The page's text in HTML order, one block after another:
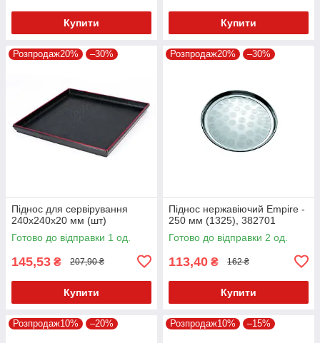
Купити Купити
Розпродаж20% –30%
Піднос для сервірування
240х240х20 мм (шт)
Готово до відправки 1 од.
145,53 ₴ 207,90 ₴
Купити
Розпродаж20% –30%
Піднос нержавіючий Empire -
250 мм (1325), 382701
Готово до відправки 2 од.
113,40 ₴ 162 ₴
Купити
Розпродаж10% –20% Розпродаж10% –15%